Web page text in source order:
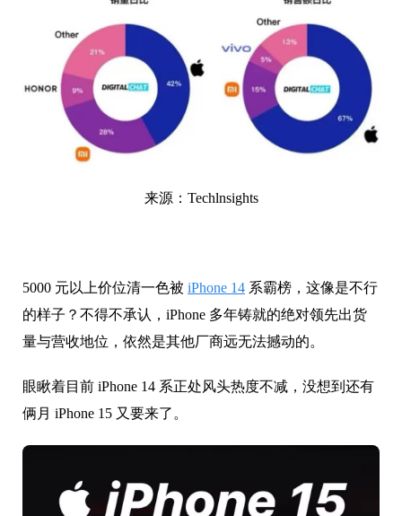
来源：Techlnsights
5000 元以上价位清一色被 iPhone 14 系霸榜，这像是不行
的样子？不得不承认，iPhone 多年铸就的绝对领先出货
量与营收地位，依然是其他厂商远无法撼动的。
眼瞅着目前 iPhone 14 系正处风头热度不减，没想到还有
俩月 iPhone 15 又要来了。